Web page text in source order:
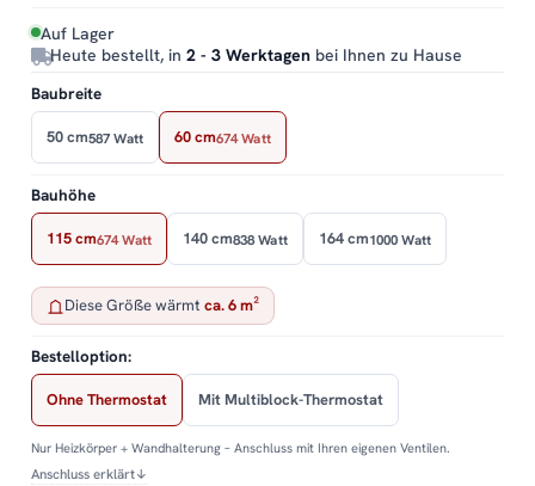
Auf Lager
Heute bestellt, in 2 - 3 Werktagen bei Ihnen zu Hause
Baubreite
50 cm587 Watt 60 cm674 Watt
Bauhöhe
115 cm674 Watt 140 cm838 Watt 164 cm1000 Watt
Diese Größe wärmt ca. 6 m²
Bestelloption:
Ohne Thermostat Mit Multiblock-Thermostat
Nur Heizkörper + Wandhalterung – Anschluss mit Ihren eigenen Ventilen.
Anschluss erklärt↓